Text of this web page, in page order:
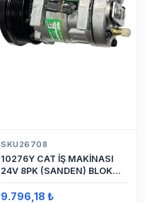
SKU26708
10276Y CAT İŞ MAKİNASI
24V 8PK (SANDEN) BLOK
SAPLAMALI KLİMA
KOMPRESÖRÜ 7H15
9.796,18 ₺